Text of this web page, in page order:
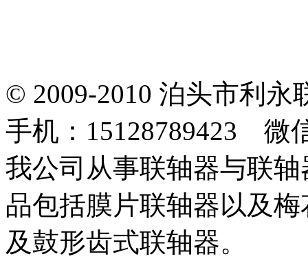
© 2009-2010 泊头市利
手机：15128789423 微
我公司从事联轴器与联
品包括膜片联轴器以及
及鼓形齿式联轴器。